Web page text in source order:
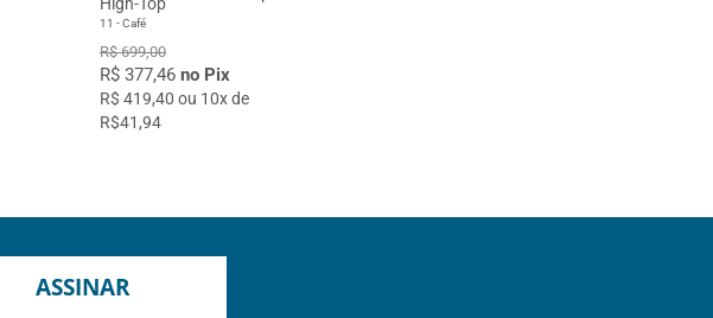
High-Top
11 - Café
R$ 699,00
R$ 377,46 no Pix
R$ 419,40 ou 10x de
R$41,94
ASSINAR